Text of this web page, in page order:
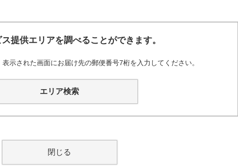
提供エリアを調べることができます。
表示された画面にお届け先の郵便番号7桁を入力してください。
エリア検索
閉じる